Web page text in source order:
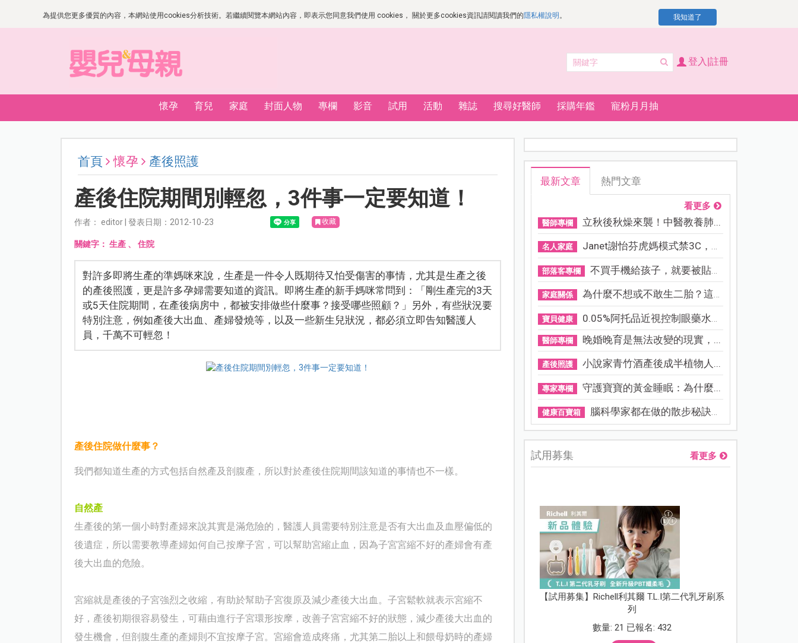
為提供您更多優質的內容，本網站使用cookies分析技術。若繼續閱覽本網站內容，即表示您同意我們使用 cookies， 關於更多cookies資訊請閱讀我們的隱私權說明 。 我知道了
登入|註冊
懷孕 育兒 家庭 封面人物 專欄 影音 試用 活動 雜誌 搜尋好醫師 採購年鑑 寵粉月月抽
首頁 懷孕 產後照護
產後住院期間別輕忽，3件事一定要知道！
作者： editor | 發表日期：2012-10-23 收藏
關鍵字： 生產、 住院
對許多即將生產的準媽咪來說，生產是一件令人既期待又怕受傷害的事情，尤其是生產之後
的產後照護，更是許多孕婦需要知道的資訊。即將生產的新手媽咪常問到：「剛生產完的3天
或5天住院期間，在產後病房中，都被安排做些什麼事？接受哪些照顧？」另外，有些狀況要
特別注意，例如產後大出血、產婦發燒等，以及一些新生兒狀況，都必須立即告知醫護人
員，千萬不可輕忽！
產後住院做什麼事？
我們都知道生產的方式包括自然產及剖腹產，所以對於產後住院期間該知道的事情也不一樣。
自然產
生產後的第一個小時對產婦來說其實是滿危險的，醫護人員需要特別注意是否有大出血及血壓偏低的
後遺症，所以需要教導產婦如何自己按摩子宮，可以幫助宮縮止血，因為子宮宮縮不好的產婦會有產
後大出血的危險。
宮縮就是產後的子宮強烈之收縮，有助於幫助子宮復原及減少產後大出血。子宮鬆軟就表示宮縮不
好，產後初期很容易發生，可藉由進行子宮環形按摩，改善子宮宮縮不好的狀態，減少產後大出血的
發生機會，但剖腹生產的產婦則不宜按摩子宮。宮縮會造成疼痛，尤其第二胎以上和餵母奶時的產婦
最新文章 熱門文章
看更多
醫師專欄 立秋後秋燥來襲！中醫教養肺...
名人家庭 Janet謝怡芬虎媽模式禁3C，看...
部落客專欄 不買手機給孩子，就要被貼「...
家庭關係 為什麼不想或不敢生二胎？這8...
寶貝健康 0.05%阿托品近視控制眼藥水納...
醫師專欄 晚婚晚育是無法改變的現實，...
產後照護 小說家青竹酒產後成半植物人...
專家專欄 守護寶寶的黃金睡眠：為什麼...
健康百寶箱 腦科學家都在做的散步秘訣！...
試用募集 看更多
【試用募集】Richell利其爾 T.L.I第二代乳牙刷系
列
數量: 21 已報名: 432